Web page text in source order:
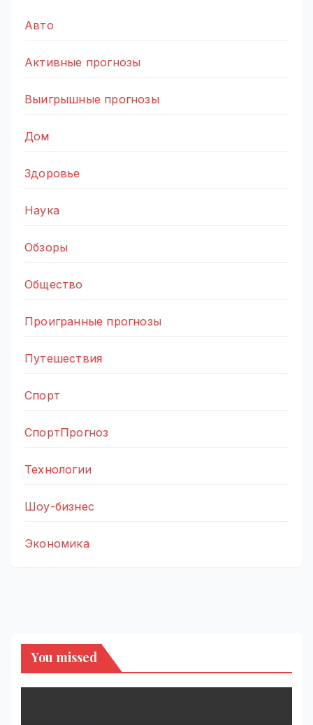
Авто
Активные прогнозы
Выигрышные прогнозы
Дом
Здоровье
Наука
Обзоры
Общество
Проигранные прогнозы
Путешествия
Спорт
СпортПрогноз
Технологии
Шоу-бизнес
Экономика
You missed